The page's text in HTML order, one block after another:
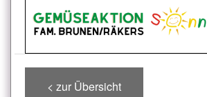
< zur Übersicht